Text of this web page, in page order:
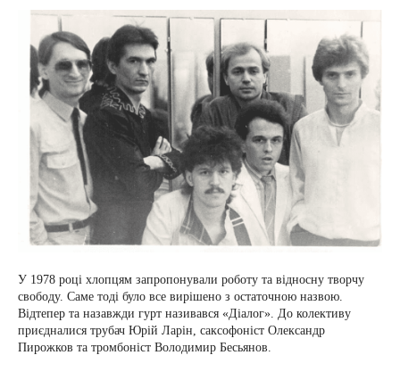
У 1978 році хлопцям запропонували роботу та відносну творчу
свободу. Саме тоді було все вирішено з остаточною назвою.
Відтепер та назавжди гурт називався «Діалог». До колективу
приєдналися трубач Юрій Ларін, саксофоніст Олександр
Пирожков та тромбоніст Володимир Бесьянов.